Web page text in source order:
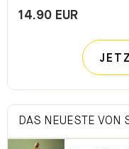
14.90 EUR
DAS NEUESTE VON